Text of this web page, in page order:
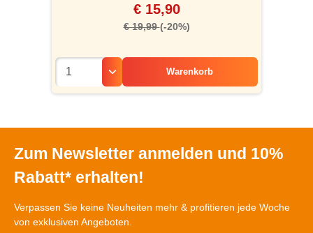
€ 15,90
€ 19,99(-20%)
Warenkorb
Zum Newsletter anmelden und 10%
Rabatt* erhalten!
Verpassen Sie keine Neuheiten mehr & profitieren jede Woche
von exklusiven Angeboten.